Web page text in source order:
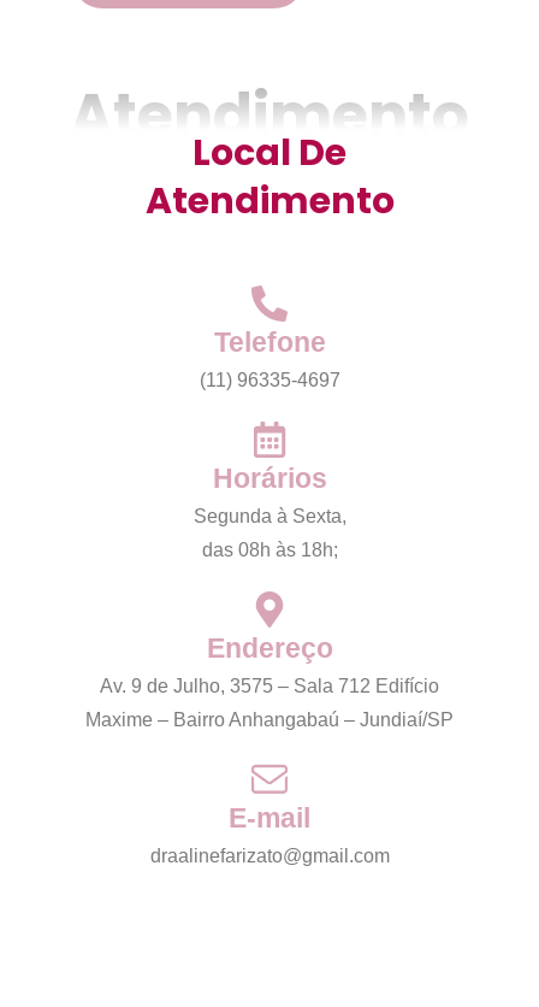
Atendimento
Local De
Atendimento
Telefone
(11) 96335-4697
Horários
Segunda à Sexta,
das 08h às 18h;
Endereço
Av. 9 de Julho, 3575 – Sala 712 Edifício
Maxime – Bairro Anhangabaú – Jundiaí/SP
E-mail
draalinefarizato@gmail.com